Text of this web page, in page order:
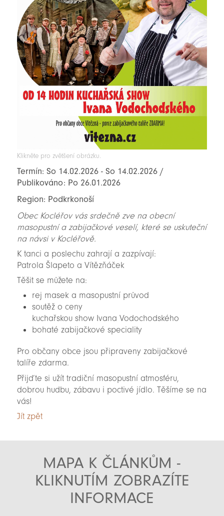
Klikněte pro zvětšení obrázku.
Termín: So 14.02.2026 - So 14.02.2026 /
Publikováno: Po 26.01.2026
Region: Podkrkonoší
Obec Kocléřov vás srdečně zve na obecní
masopustní a zabijačkové veselí, které se uskuteční
na návsi v Kocléřově.
K tanci a poslechu zahrají a zazpívají:
Patrola Šlapeto a Vítězňáček
Těšit se můžete na:
rej masek a masopustní průvod
soutěž o ceny
kuchařskou show Ivana Vodochodského
bohaté zabijačkové speciality
Pro občany obce jsou připraveny zabijačkové
talíře zdarma.
Přijďte si užít tradiční masopustní atmosféru,
dobrou hudbu, zábavu i poctivé jídlo. Těšíme se na
vás!
Jít zpět
MAPA K ČLÁNKŮM -
KLIKNUTÍM ZOBRAZÍTE
INFORMACE